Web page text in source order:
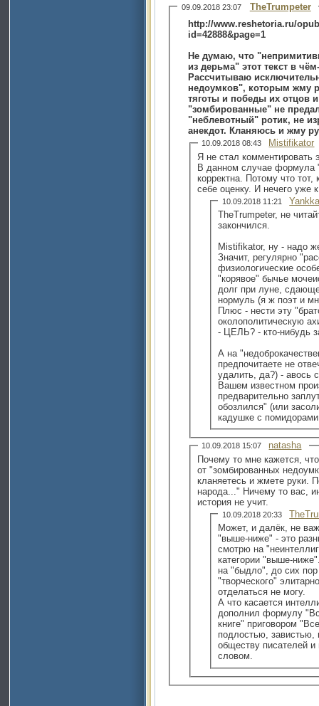
09.09.2018 23:07
TheTrumpeter
http://www.reshetoria.ru/
id=42888&page=1
Не думаю, что
из дерьма" этот текст в
Рассчитываю
недоумков", которым жму
тяготы и победы их отцов
"зомбированные" не
"неблевотный" ротик, не
анекдот. Кланяюсь и жму
10.09.2018 08:43
Mistifikator
Я не стал комментировать
В данном случае формула
корректна. Потому что тот,
себе оценку. И нечего уже
10.09.2018 11:21
TheTrumpeter, не
закончился.
Mistifikator, ну - надо
Значит, регулярно
физиологические
"корявое" бычье
долг при луне,
нормуль (я ж поэт и
Плюс - нести эту
околополитическую
- ЦЕЛЬ? - кто-нибудь
А на
предпочитаете не
удалить, да?) - авось
Вашем известном
предварительно
обозлился" (или
кадушке с
10.09.2018 15:07
natasha
Почему то мне кажется, что
от "зомбированных
кланяетесь и жмете руки. Помните? -
народа..." Ничему то вас, интеллигентов-гуманитариев,
история не учит.
10.09.2018 20:33
Может, и далёк, не
"выше-ниже" - это
смотрю на
категории "выше-
на "быдло", до сих
"творческого"
отделаться не могу.
А что касается
дополнил формулу
книге" приговором
подлостью, завистью,
обществу писателей и
словом.